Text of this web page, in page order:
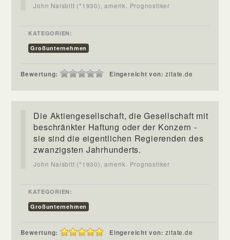
John Naisbitt (*1930), amerik. Prognostiker
KATEGORIEN:
Großunternehmen
Bewertung: Eingereicht von:zitate.de
Die Aktiengesellschaft, die Gesellschaft mit
beschränkter Haftung oder der Konzern -
sie sind die eigentlichen Regierenden des
zwanzigsten Jahrhunderts.
John Naisbitt (*1930), amerik. Prognostiker
KATEGORIEN:
Großunternehmen
Bewertung: Eingereicht von:zitate.de